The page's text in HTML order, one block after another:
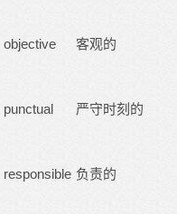
objective 客观的
punctual 严守时刻的
responsible 负责的